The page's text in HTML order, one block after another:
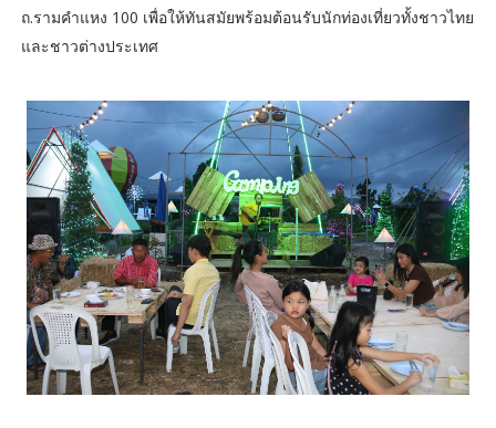
ถ.รามคำแหง 100 เพื่อให้ทันสมัยพร้อมต้อนรับนักท่องเที่ยวทั้งชาวไทย
และชาวต่างประเทศ